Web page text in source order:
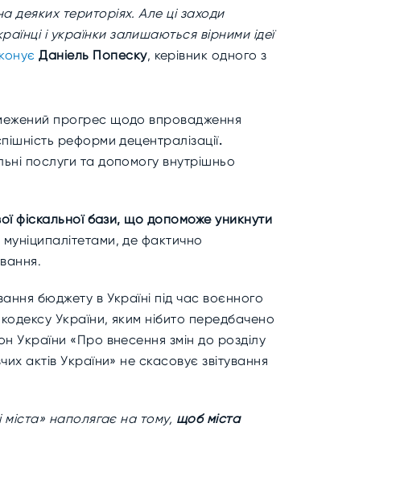
деяких територіях. Але ці заходи
і українки залишаються вірними ідеї
Даніель Попеску, керівник одного з
прогрес щодо впровадження
реформи децентралізації.
послуги та допомогу внутрішньо
фіскальної бази, що допоможе уникнути
де фактично
бюджету в Україні під час воєнного
України, яким нібито передбачено
України «Про внесення змін до розділу
актів України» не скасовує звітування
міста» наполягає на тому, щоб міста